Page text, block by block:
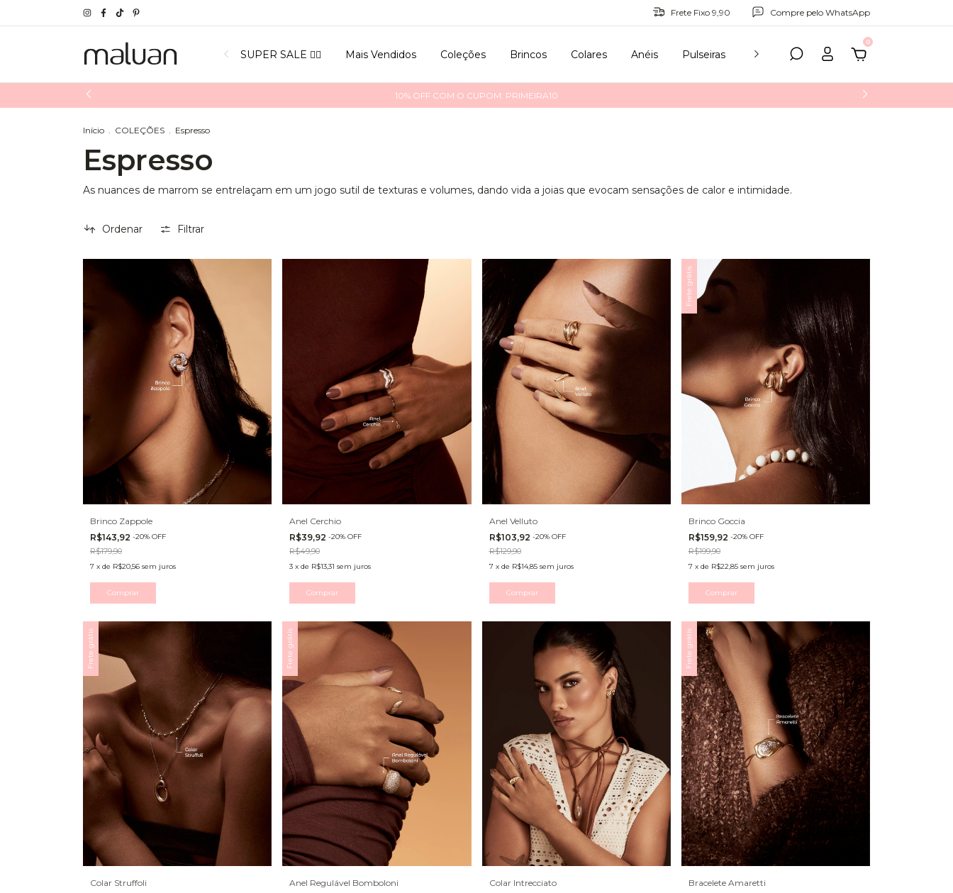
Frete Fixo 9,90 Compre pelo WhatsApp
SUPER SALE ❤️‍🔥 Mais Vendidos Coleções Brincos Colares Anéis Pulseiras Tornozeleiras Acessórios
0
10% OFF COM O CUPOM: PRIMEIRA10
Início COLEÇÕES Espresso
Espresso
As nuances de marrom se entrelaçam em um jogo sutil de texturas e volumes, dando vida a joias que evocam sensações de calor e intimidade.
Ordenar Filtrar
Brinco Zappole
R$143,92 -20% OFF
R$179,90
7 x de R$20,56 sem juros
Comprar
Anel Cerchio
R$39,92-20%OFF
R$49,90
3 xde R$13,31 sem juros
Comprar
Anel Velluto
R$103,92 -20% OFF
R$129,90
7 x de R$14,85 sem juros
Comprar
Frete grátis
Brinco Goccia
R$159,92 -20% OFF
R$199,90
7 x de R$22,85 sem juros
Comprar
Frete grátis
Colar Struffoli
Frete grátis
Anel Regulável Bomboloni
Colar Intrecciato
Frete grátis
Bracelete Amaretti